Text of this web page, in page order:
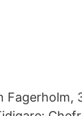
Fagerholm,